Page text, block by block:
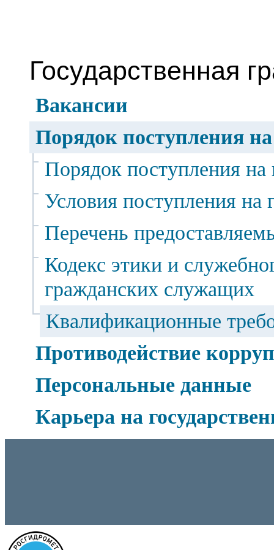
Государственная
Вакансии
Порядок поступления
Порядок поступления на
Условия поступления на
Перечень
Кодекс этики и
гражданских служащих
Квалификационные
Противодействие
Персональные данные
Карьера на